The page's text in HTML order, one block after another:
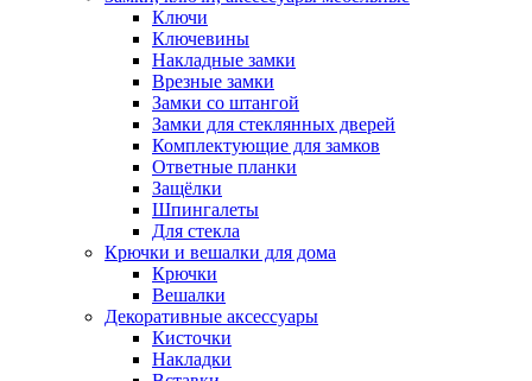
Ключи
Ключевины
Накладные замки
Врезные замки
Замки со штангой
Замки для стеклянных дверей
Комплектующие для замков
Ответные планки
Защёлки
Шпингалеты
Для стекла
Крючки и вешалки для дома
Крючки
Вешалки
Декоративные аксессуары
Кисточки
Накладки